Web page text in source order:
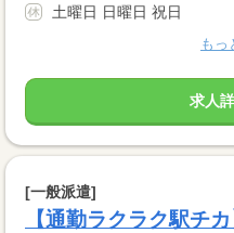
土曜日 日曜日 祝日
もっ
求人
[一般派遣]
【通勤ラクラク駅チ